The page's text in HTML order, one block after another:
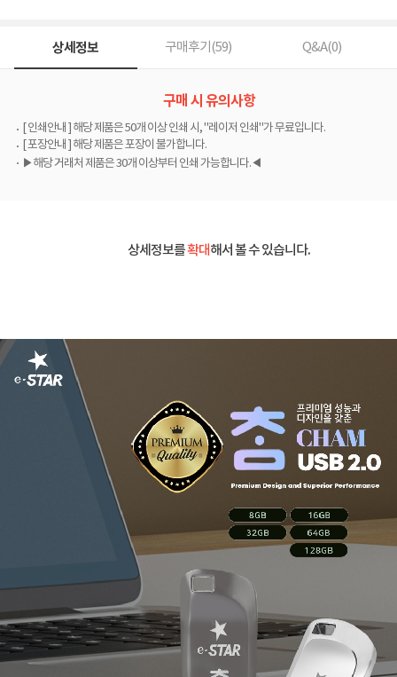
상세정보 구매후기(59) Q&A(0)
구매 시 유의사항
[ 인쇄안내 ] 해당 제품은 50개 이상 인쇄 시, "레이저 인쇄"가 무료입니다.
[ 포장안내 ] 해당 제품은 포장이 불가합니다.
▶해당 거래처 제품은 30개 이상부터 인쇄 가능합니다.◀
상세정보를확대해서 볼 수 있습니다.